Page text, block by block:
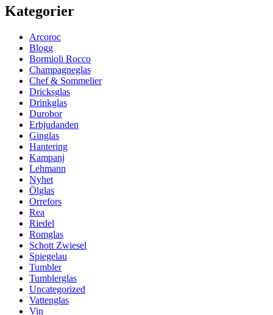
Kategorier
Arcoroc
Blogg
Bormioli Rocco
Champagneglas
Chef & Sommelier
Dricksglas
Drinkglas
Durobor
Erbjudanden
Ginglas
Hantering
Kampanj
Lehmann
Nyhet
Ölglas
Orrefors
Rea
Riedel
Romglas
Schott Zwiesel
Spiegelau
Tumbler
Tumblerglas
Uncategorized
Vattenglas
Vin